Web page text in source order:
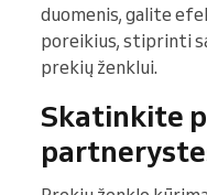
duomenis, galite
poreikius, stiprinti
prekių ženklui.
Skatinkite